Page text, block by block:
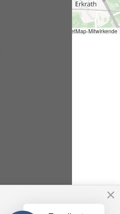
© OpenStreetMap-Mitwirkende